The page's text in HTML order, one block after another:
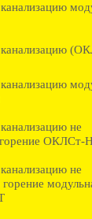
канализацию
не
ОКЛСт-
не